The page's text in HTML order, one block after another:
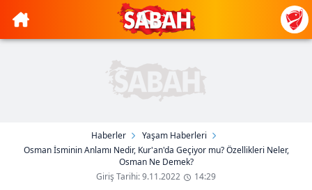
Haberler
Yaşam Haberleri
Osman İsminin Anlamı Nedir, Kur'an'da Geçiyor mu? Özellikleri Neler,
Osman Ne Demek?
Giriş Tarihi: 9.11.2022
14:29